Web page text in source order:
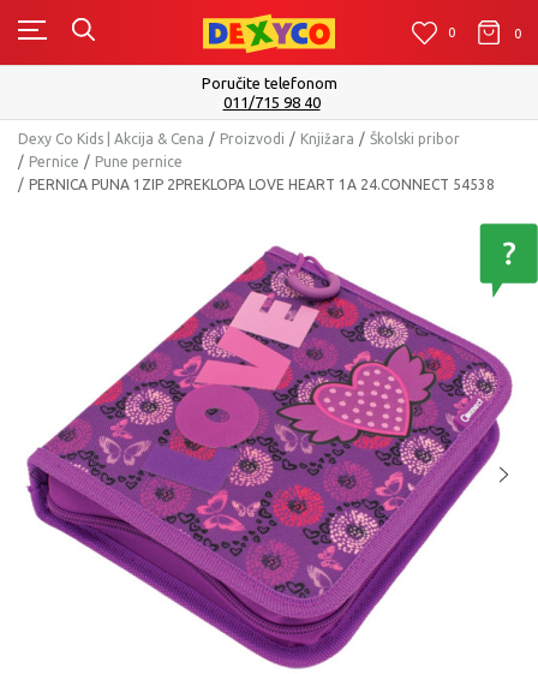
0 0 0
Isporuku možete očekivati u roku od 2 do 4 radna
Dexy Co Kids | Akcija & Cena Proizvodi Knjižara
Školski pribor
Pernice
Pune pernice
PERNICA PUNA 1ZIP 2PREKLOPA LOVE HEART 1A 24.CONNECT 54538